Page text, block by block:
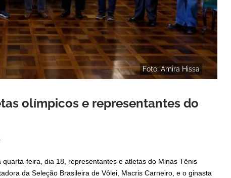
Foto: Amira Hissa
olímpicos e representantes do
feira, dia 18, representantes e atletas do Minas Tênis
da Seleção Brasileira de Vôlei, Macris Carneiro, e o ginasta